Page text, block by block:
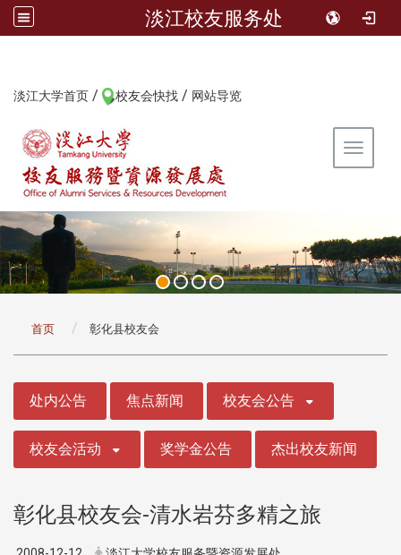
淡江校友服务处
淡江大学首页 / 校友会快找 / 网站导览
Toggle
首页 彰化县校友会
处内公告 焦点新闻 校友会公告
校友会活动 奖学金公告 杰出校友新闻
彰化县校友会-清水岩芬多精之旅